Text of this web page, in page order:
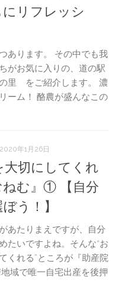
リフレッシ
あります。 その中でも我
がお気に入りの、道の駅
の里 をご紹介します。 濃
ーム！ 酪農が盛んなこの
2020年1月26日
切にしてくれ
ねむ』① 【自分
う！】
あたりまえですが、自分
たいですよね。そんな“お
くれる”ところが『助産院
域で唯一自宅出産を後押